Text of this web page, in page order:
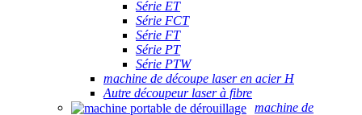
Série ET
Série FCT
Série FT
Série PT
Série PTW
machine de découpe laser en acier H
Autre découpeur laser à fibre
machine de